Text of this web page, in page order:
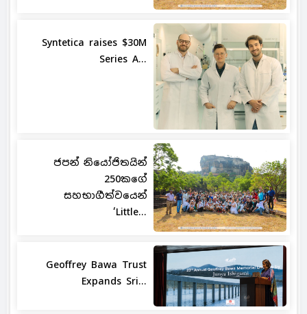
Syntetica raises $30M
Series A...
ජපන් නියෝජිතයින්
250කගේ
සහභාගීත්වයෙන්
‘Little...
Geoffrey Bawa Trust
Expands Sri...